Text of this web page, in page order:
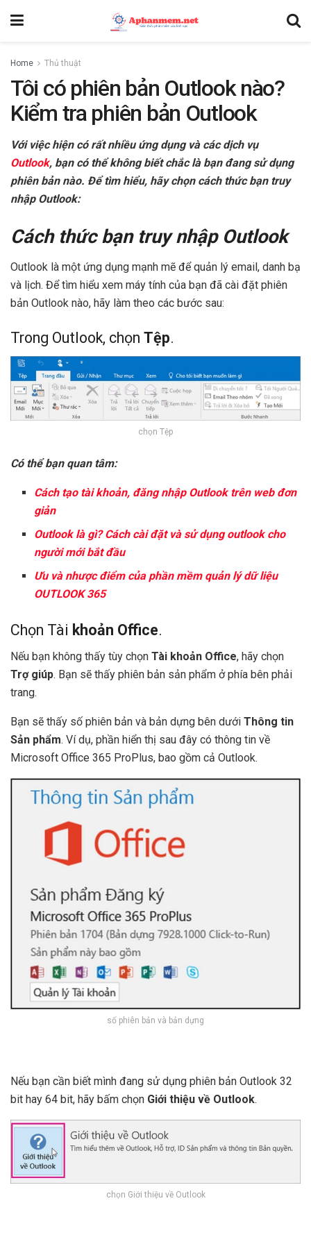
Home Thủ thuật
Tôi có phiên bản Outlook nào?
Kiểm tra phiên bản Outlook
Với việc hiện có rất nhiều ứng dụng và các dịch vụ
Outlook, bạn có thể không biết chắc là bạn đang sử dụng
phiên bản nào. Để tìm hiểu, hãy chọn cách thức bạn truy
nhập Outlook:
Cách thức bạn truy nhập Outlook
Outlook là một ứng dụng mạnh mẽ để quản lý email, danh bạ
và lịch. Để tìm hiểu xem máy tính của bạn đã cài đặt phiên
bản Outlook nào, hãy làm theo các bước sau:
Trong Outlook, chọn Tệp.
chọn Tệp
Có thể bạn quan tâm:
Cách tạo tài khoản, đăng nhập Outlook trên web đơn
giản
Outlook là gì? Cách cài đặt và sử dụng outlook cho
người mới bắt đầu
Ưu và nhược điểm của phần mềm quản lý dữ liệu
OUTLOOK 365
Chọn Tài khoản Office.
Nếu bạn không thấy tùy chọn Tài khoản Office, hãy chọn
Trợ giúp. Bạn sẽ thấy phiên bản sản phẩm ở phía bên phải
trang.
Bạn sẽ thấy số phiên bản và bản dựng bên dưới Thông tin
Sản phẩm. Ví dụ, phần hiển thị sau đây có thông tin về
Microsoft Office 365 ProPlus, bao gồm cả Outlook.
số phiên bản và bản dựng
Nếu bạn cần biết mình đang sử dụng phiên bản Outlook 32
bit hay 64 bit, hãy bấm chọn Giới thiệu về Outlook.
chọn Giới thiệu về Outlook